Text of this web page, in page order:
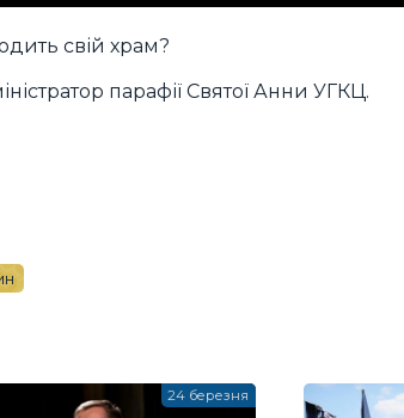
свій храм?
парафії Святої Анни УГКЦ.
24 березня